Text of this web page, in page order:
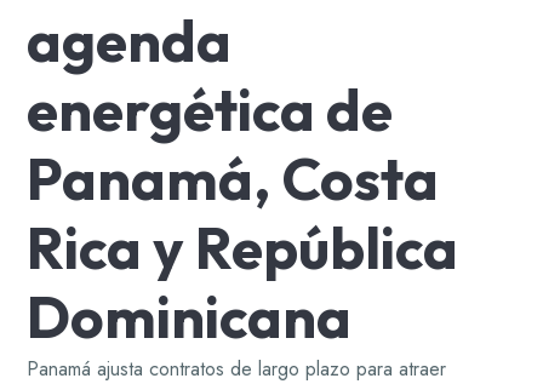
agenda
energética de
Panamá, Costa
Rica y República
Dominicana
Panamá ajusta contratos de largo plazo para atraer